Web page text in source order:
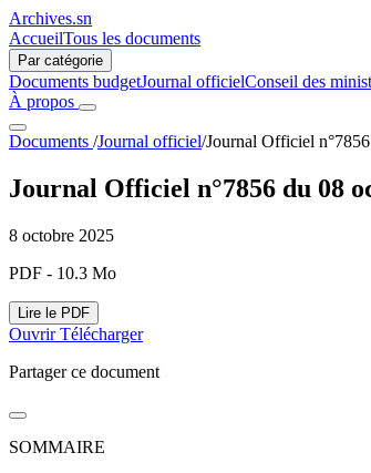
Archives.sn
AccueilTous les documents
Par catégorie
Documents budgetJournal officielConseil des
À propos
Documents /Journal officiel/Journal Officiel
Journal Officiel n°7856 du 08
8 octobre 2025
PDF - 10.3 Mo
Lire le PDF
OuvrirTélécharger
Partager ce document
SOMMAIRE